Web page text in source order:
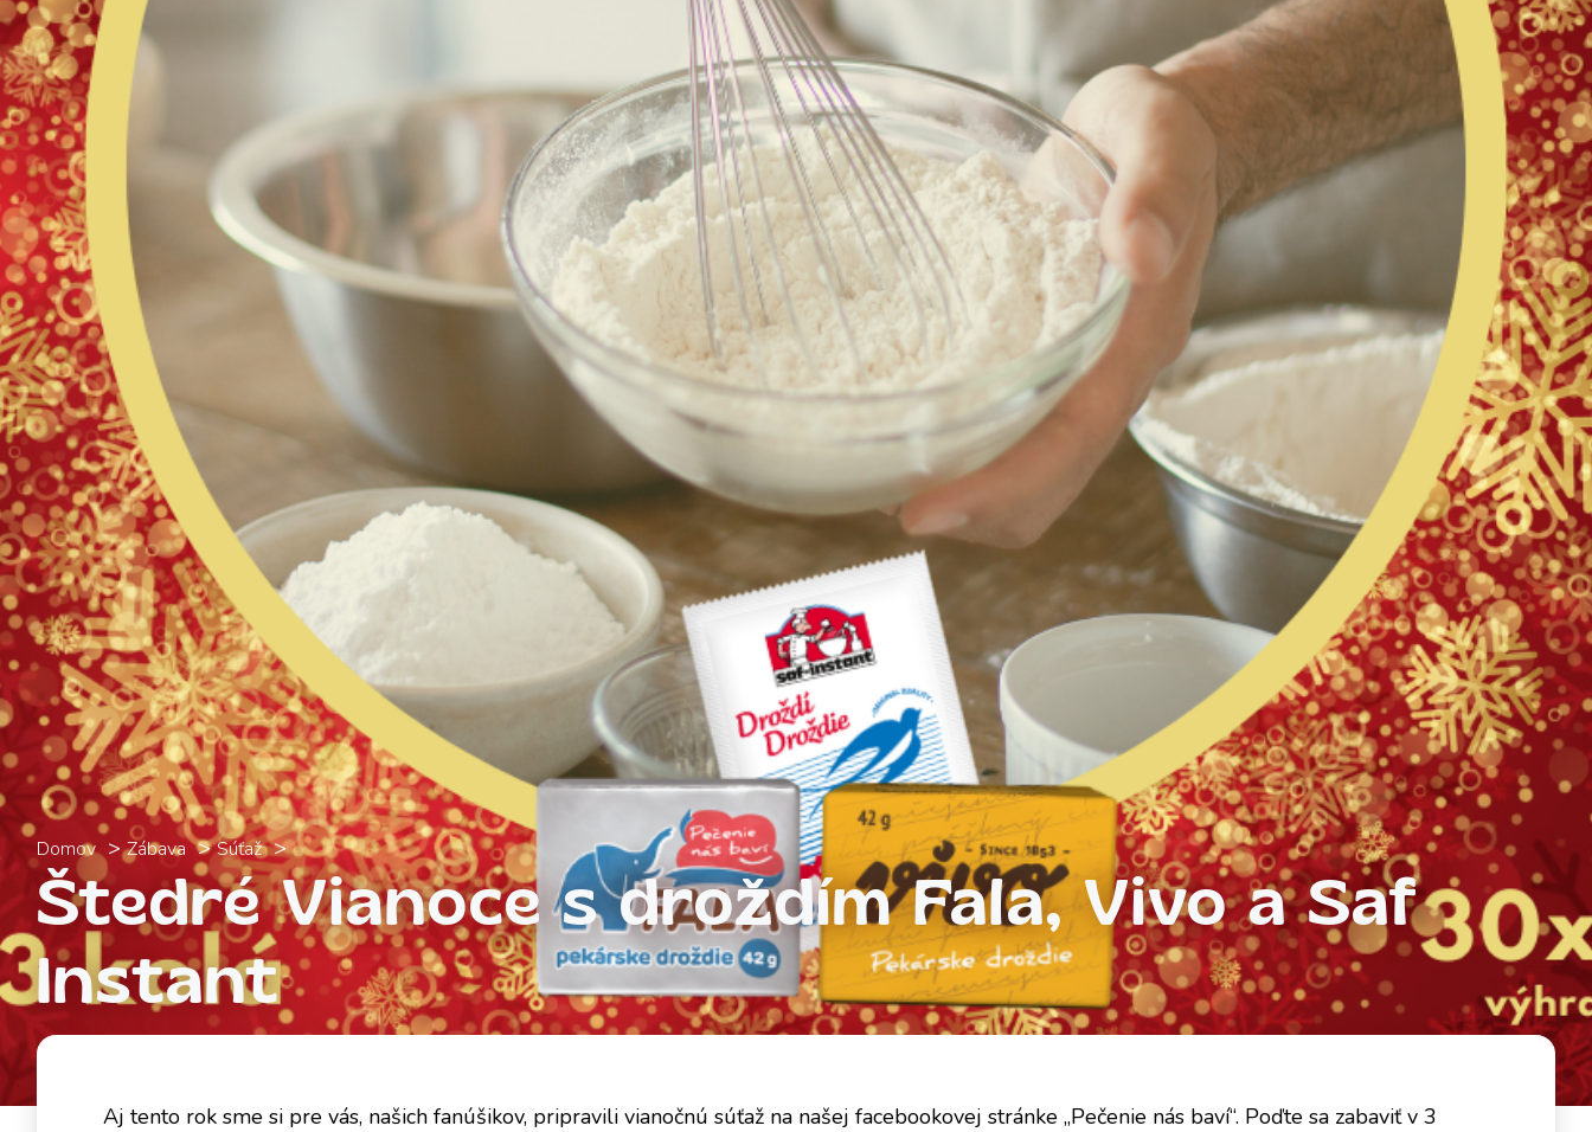
Domov Zábava Súťaž
Štedré Vianoce s droždím Fala, Vivo a Saf
Instant
Aj tento rok sme si pre vás, našich fanúšikov, pripravili vianočnú súťaž na našej facebookovej stránke „Pečenie nás baví“. Poďte sa zabaviť v 3